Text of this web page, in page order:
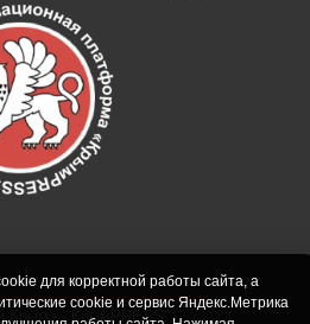
Крыма - КрымPRESS".
для корректной работы сайта, а
cookie и сервис Яндекс.Метрика